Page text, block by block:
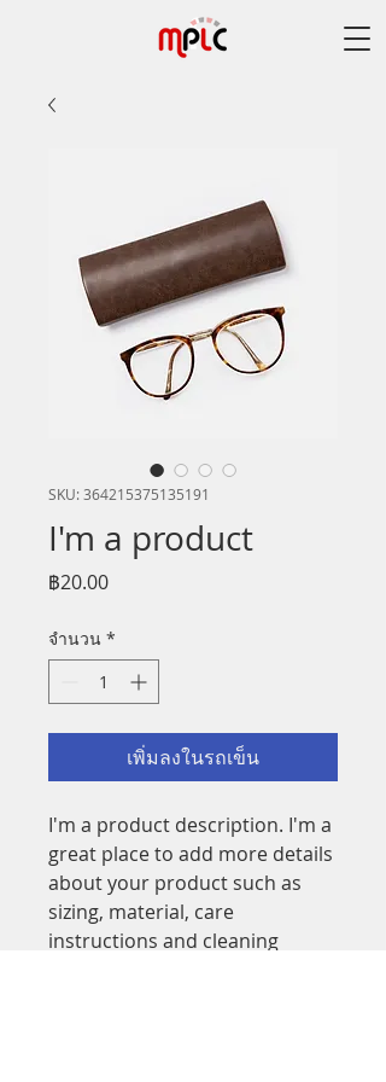
SKU: 364215375135191
I'm a product
฿20.00ราคา
จำนวน *
เพิ่มลงในรถเข็น
I'm a product description. I'm a
great place to add more details
about your product such as
sizing, material, care
instructions and cleaning